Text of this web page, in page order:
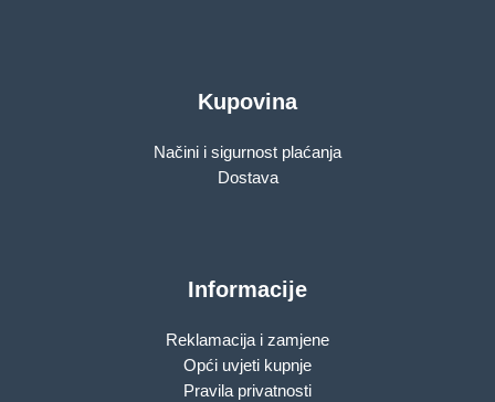
Kupovina
Načini i sigurnost plaćanja
Dostava
Informacije
Reklamacija i zamjene
Opći uvjeti kupnje
Pravila privatnosti